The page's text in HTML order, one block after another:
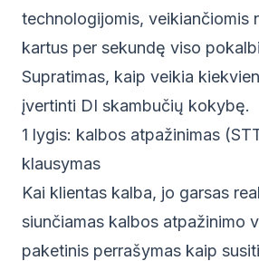
technologijomis, veikiančiomis
kartus per sekundę viso
Supratimas, kaip veikia
įvertinti DI skambučių kokybę.
1 lygis: kalbos atpažinimas
klausymas
Kai klientas kalba, jo garsas
siunčiamas kalbos atpažinimo
paketinis perrašymas kaip